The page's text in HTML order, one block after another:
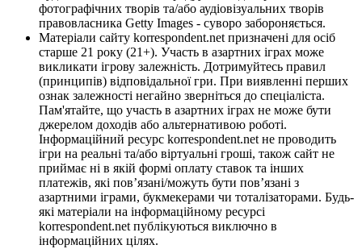
фотографічних творів та/або аудіовізуальних творів
правовласника Getty Images - суворо забороняється.
Матеріали сайту korrespondent.net призначені для осіб
старше 21 року (21+). Участь в азартних іграх може
викликати ігрову залежність. Дотримуйтесь правил
(принципів) відповідальної гри. При виявленні перших
ознак залежності негайно зверніться до спеціаліста.
Пам'ятайте, що участь в азартних іграх не може бути
джерелом доходів або альтернативою роботі.
Інформаційний ресурс korrespondent.net не проводить
ігри на реальні та/або віртуальні гроші, також сайт не
приймає ні в якій формі оплату ставок та інших
платежів, які пов’язані/можуть бути пов’язані з
азартними іграми, букмекерами чи тоталізаторами. Будь-
які матеріали на інформаційному ресурсі
korrespondent.net публікуються виключно в
інформаційних цілях.